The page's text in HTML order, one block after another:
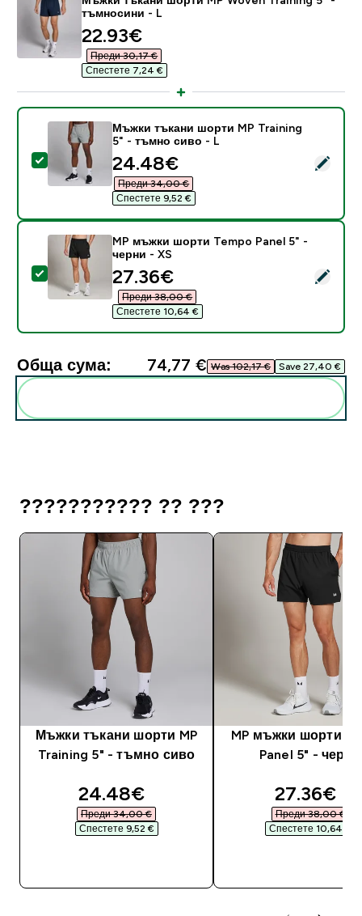
тъмносини - L
discounted price
22.93€‎
Преди 30,17 €‎
Спестете 7,24 €‎
Select this product - Мъжки тъкани шорти MP
Мъжки тъкани шорти MP Training
5" - тъмно сиво - L
discounted price
24.48€‎
Преди 34,00 €‎
Спестете 9,52 €‎
Select this product - MP мъжки шорти Tempo Panel
MP мъжки шорти Tempo Panel 5" -
черни - XS
discounted price
27.36€‎
Преди 38,00 €‎
Спестете 10,64 €‎
Обща сума: 74,77 €‎ Was 102,17 €‎ Save 27,40 €‎
??????????? ?? ???
Мъжки тъкани шорти MP
Training 5" - тъмно сиво
discounted price
24.48€‎
Преди 34,00 €‎
Спестете 9,52 €‎
MP мъжки шорти
Panel 5" - черни
27.36€‎
Преди 38,00 €‎
Спестете 10,64 €‎